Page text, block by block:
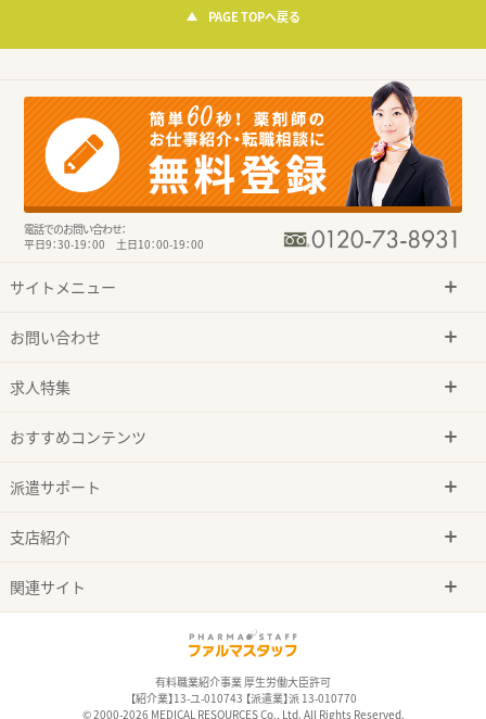
PAGE TOPへ戻る
電話でのお問い合わせ：
平日9：30-19：00 土日10：00-19：00
サイトメニュー
お問い合わせ
求人特集
おすすめコンテンツ
派遣サポート
支店紹介
関連サイト
有料職業紹介事業 厚生労働大臣許可
【紹介業】13-ユ-010743 【派遣業】派 13-010770
© 2000-2026 MEDICAL RESOURCES Co., Ltd. All Rights Reserved.